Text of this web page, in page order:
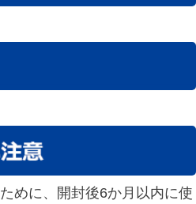
めに、開封後6か月以内に使